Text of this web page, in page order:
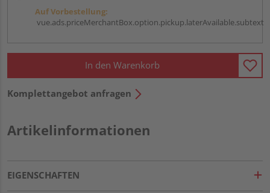
Auf Vorbestellung:
vue.ads.priceMerchantBox.option.pickup.laterAvailable.subtext
In den Warenkorb
Komplettangebot anfragen
Artikelinformationen
EIGENSCHAFTEN